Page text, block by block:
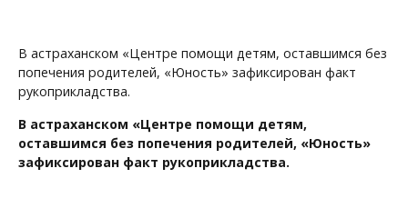
В астраханском «Центре помощи детям, оставшимся без
попечения родителей, «Юность» зафиксирован факт
рукоприкладства.
В астраханском «Центре помощи детям,
оставшимся без попечения родителей, «Юность»
зафиксирован факт рукоприкладства.